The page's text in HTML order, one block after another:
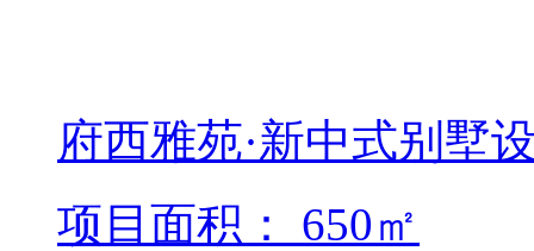
府西雅苑·新中式别墅
项目面积： 650㎡